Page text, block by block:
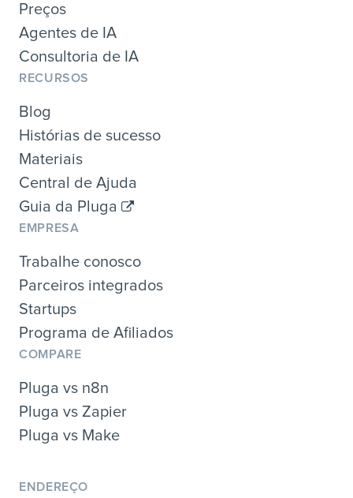
Preços
Agentes de IA
Consultoria de IA
RECURSOS
Blog
Histórias de sucesso
Materiais
Central de Ajuda
Guia da Pluga
EMPRESA
Trabalhe conosco
Parceiros integrados
Startups
Programa de Afiliados
COMPARE
Pluga vs n8n
Pluga vs Zapier
Pluga vs Make
ENDEREÇO